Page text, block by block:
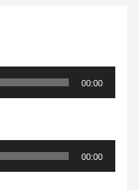
00:00
00:00